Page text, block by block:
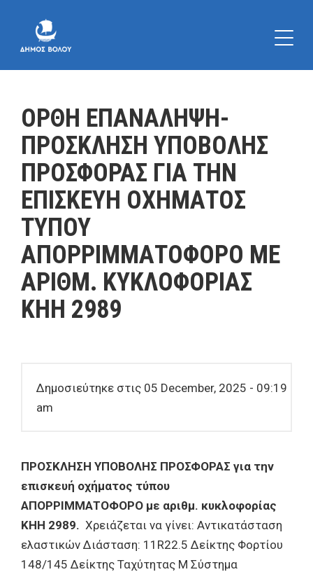
ΟΡΘΗ ΕΠΑΝΑΛΗΨΗ-
ΠΡΟΣΚΛΗΣΗ ΥΠΟΒΟΛΗΣ
ΠΡΟΣΦΟΡΑΣ ΓΙΑ ΤΗΝ
ΕΠΙΣΚΕΥΗ ΟΧΗΜΑΤΟΣ
ΤΥΠΟΥ
ΑΠΟΡΡΙΜΜΑΤΟΦΟΡΟ ΜΕ
ΑΡΙΘΜ. ΚΥΚΛΟΦΟΡΙΑΣ
ΚΗΗ 2989
Δημοσιεύτηκε στις 05 December, 2025 - 09:19
am
ΠΡΟΣΚΛΗΣΗ ΥΠΟΒΟΛΗΣ ΠΡΟΣΦΟΡΑΣ για την
επισκευή οχήματος τύπου
ΑΠΟΡΡΙΜΜΑΤΟΦΟΡΟ με αριθμ. κυκλοφορίας
ΚΗΗ 2989. Χρειάζεται να γίνει: Αντικατάσταση
ελαστικών Διάσταση: 11R22.5 Δείκτης Φορτίου
148/145 Δείκτης Ταχύτητας Μ Σύστημα